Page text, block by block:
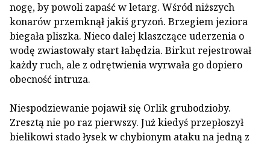
nogę, by powoli zapaść w letarg. Wśród niższych
konarów przemknął jakiś gryzoń. Brzegiem jeziora
biegała pliszka. Nieco dalej klaszczące uderzenia o
wodę zwiastowały start łabędzia. Birkut rejestrował
każdy ruch, ale z odrętwienia wyrwała go dopiero
obecność intruza.
Niespodziewanie pojawił się Orlik grubodzioby.
Zresztą nie po raz pierwszy. Już kiedyś przepłoszył
bielikowi stado łysek w chybionym ataku na jedną z